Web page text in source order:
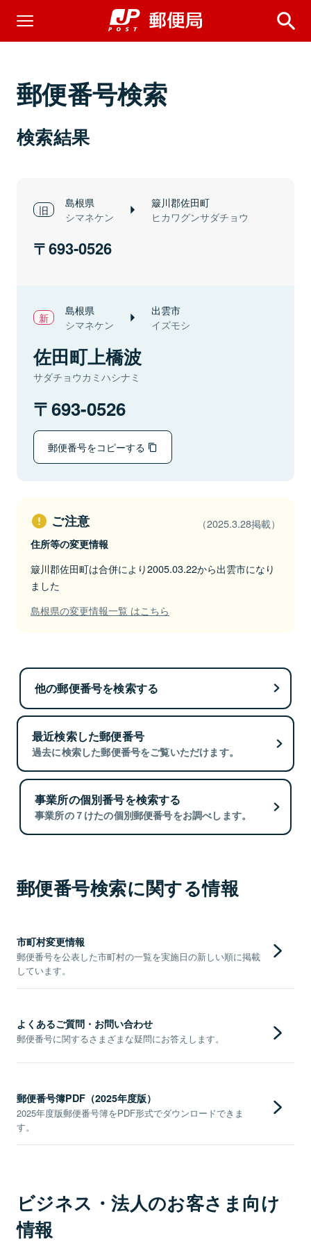
郵便番号検索
検索結果
島根県
シマネケン
簸川郡佐田町
ヒカワグンサダチョウ
693-0526
島根県
シマネケン
出雲市
イズモシ
佐田町上橋波
サダチョウカミハシナミ
693-0526
郵便番号をコピーする
ご注意 （2025.3.28掲載）
住所等の変更情報
簸川郡佐田町は合併により2005.03.22から出雲市になり
ました
島根県の変更情報一覧 はこちら
他の郵便番号を検索する
最近検索した郵便番号
過去に検索した郵便番号をご覧いただけます。
事業所の個別番号を検索する
事業所の７けたの個別郵便番号をお調べします。
郵便番号検索に関する情報
市町村変更情報
郵便番号を公表した市町村の一覧を実施日の新しい順に掲載
しています。
よくあるご質問・お問い合わせ
郵便番号に関するさまざまな疑問にお答えします。
郵便番号簿PDF（2025年度版）
2025年度版郵便番号簿をPDF形式でダウンロードできま
す。
ビジネス・法人のお客さま向け
情報